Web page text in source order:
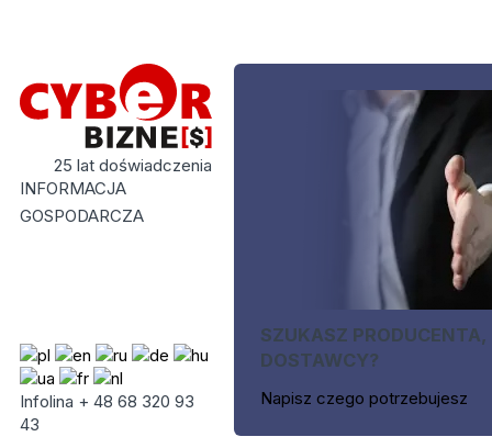
25 lat doświadczenia
INFORMACJA
GOSPODARCZA
Infolina + 48 68 320 93
43
SZUKASZ PRODUCENTA,
DOSTAWCY?
Napisz czego potrzebujesz